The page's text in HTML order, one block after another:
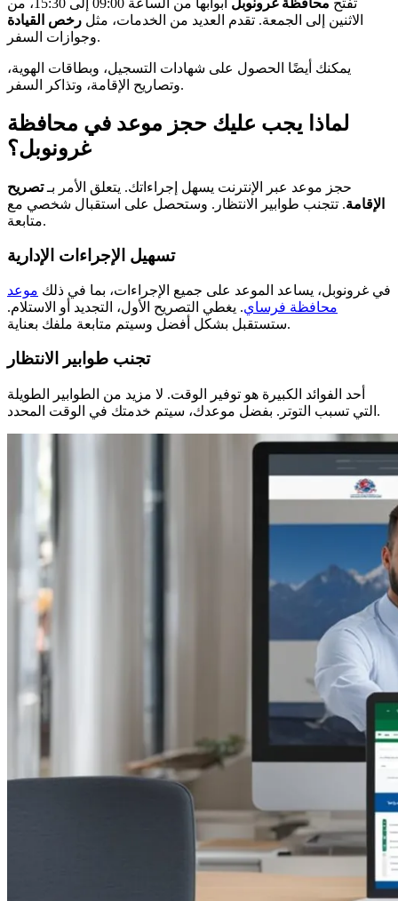
تفتح محافظة غرونوبل
أبوابها من الساعة 09:00 إلى 15:30، من
الاثنين إلى الجمعة. تقدم العديد من الخدمات، مثل رخص القيادة
وجوازات السفر.
يمكنك أيضًا الحصول على شهادات التسجيل، وبطاقات الهوية،
وتصاريح الإقامة، وتذاكر السفر.
لماذا يجب عليك حجز موعد في محافظة
غرونوبل؟
حجز موعد عبر الإنترنت يسهل إجراءاتك. يتعلق الأمر بـتصريح
الإقامة. تتجنب طوابير الانتظار. وستحصل على استقبال شخصي مع
متابعة.
تسهيل الإجراءات الإدارية
في غرونوبل، يساعد الموعد على جميع الإجراءات، بما في ذلك موعد
محافظة فرساي. يغطي التصريح الأول، التجديد أو الاستلام.
ستستقبل بشكل أفضل وسيتم متابعة ملفك بعناية.
تجنب طوابير الانتظار
أحد الفوائد الكبيرة هو توفير الوقت. لا مزيد من الطوابير الطويلة
التي تسبب التوتر. بفضل موعدك، سيتم خدمتك في الوقت المحدد.